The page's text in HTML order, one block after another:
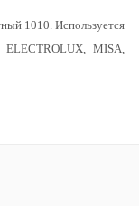
1010. Используется
MISA,